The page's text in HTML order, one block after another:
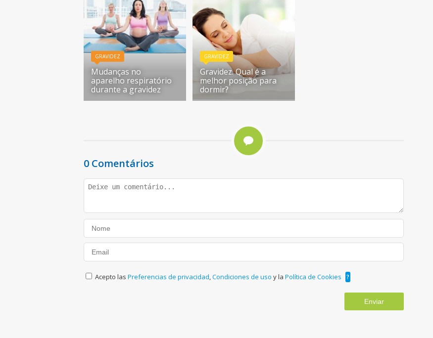
GRAVIDEZ
Mudanças no
aparelho respiratório
durante a gravidez
GRAVIDEZ
Gravidez. Qual é a
melhor posição para
dormir?
0 Comentários
Acepto lasPreferencias de privacidad ,Condiciones de usoy laPolítica de Cookies ?
Enviar